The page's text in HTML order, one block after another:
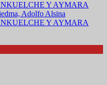
Adolfo Alsina
Y AYMARA